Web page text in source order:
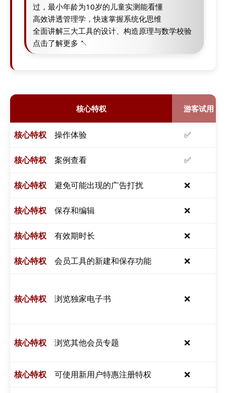
过，最小年龄为10岁的儿童实测能看懂
高效讲透管理学，快速掌握系统化思维
全面讲解三大工具的设计、构造原理与数学校验
点击了解更多 ↖
核心特权 游客试用
操作体验 ✅
案例查看 ✅
避免可能出现的广告打扰 ❌
保存和编辑 ❌
有效期时长 ❌
会员工具的新建和保存功能 ❌
浏览独家电子书 ❌
浏览其他会员专题 ❌
可使用新用户特惠注册特权 ❌